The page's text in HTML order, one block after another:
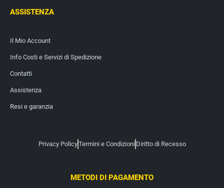
ASSISTENZA
Il Mio Account
Info Costi e Servizi di Spedizione
Contatti
Assistenza
Resi e garanzia
Privacy PolicyTermini e Condizioni Diritto di Recesso
METODI DI PAGAMENTO